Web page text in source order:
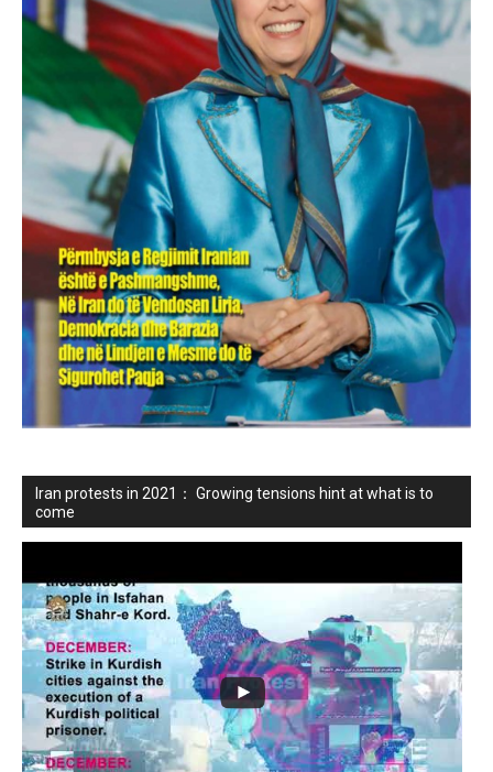
Iran protests in 2021： Growing tensions hint at what is to
come